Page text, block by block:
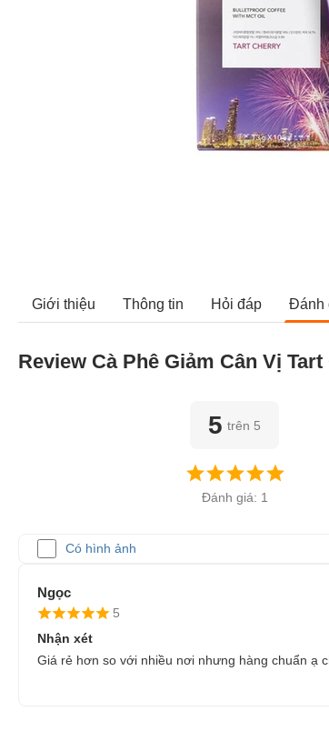
Giới thiệu Thông tin Hỏi đáp Đánh
Review Cà Phê Giảm Cân Vị
5 trên 5
Đánh giá: 1
Có hình ảnh
Ngọc
5
Nhận xét
Giá rẻ hơn so với nhiều nơi nhưng hàng chuẩn ạ